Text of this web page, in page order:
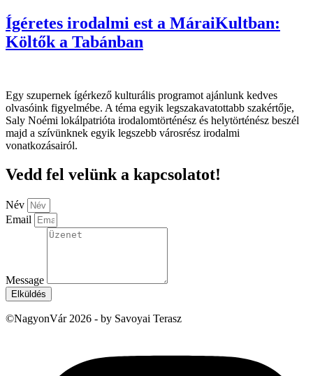
Ígéretes irodalmi est a MáraiKultban:
Költők a Tabánban
Egy szupernek ígérkező kulturális programot ajánlunk kedves
olvasóink figyelmébe. A téma egyik legszakavatottabb szakértője,
Saly Noémi lokálpatrióta irodalomtörténész és helytörténész beszél
majd a szívünknek egyik legszebb városrész irodalmi
vonatkozásairól.
Vedd fel velünk a kapcsolatot!
Név
Email
Message
Elküldés
©NagyonVár 2026 - by Savoyai Terasz